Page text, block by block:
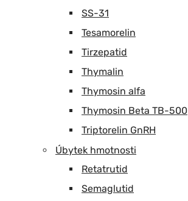
SS-31
Tesamorelin
Tirzepatid
Thymalin
Thymosin alfa
Thymosin Beta TB-500
Triptorelin GnRH
Úbytek hmotnosti
Retatrutid
Semaglutid